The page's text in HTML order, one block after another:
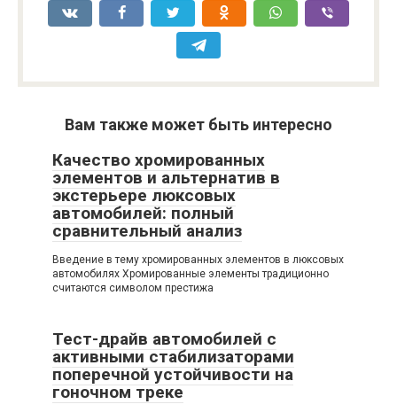
Вам также может быть интересно
Качество хромированных
элементов и альтернатив в
экстерьере люксовых
автомобилей: полный
сравнительный анализ
Введение в тему хромированных элементов в люксовых
автомобилях Хромированные элементы традиционно
считаются символом престижа
Тест-драйв автомобилей с
активными стабилизаторами
поперечной устойчивости на
гоночном треке